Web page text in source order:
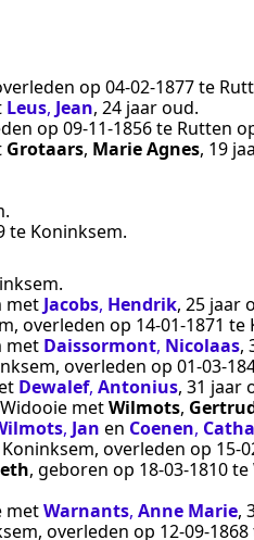
op 04‑02‑1877te
Leus, Jean, 24 jaar oud.
op 09‑11‑1856te Rutten
Grotaars, Marie Agnes, 19
.
te Koninksem.
.
met Jacobs, Hendrik, 25 jaar
, overleden op 14‑01‑1871 te
met Daissormont, Nicolaas,
, overleden op
Dewalef, Antonius, 31 jaar
Widooie metWilmots,
, Jan en Coenen,
Koninksem, overleden op
, geboren op 18‑03‑1810te
metWarnants, Anne Marie,
, overleden op 12‑09‑1868